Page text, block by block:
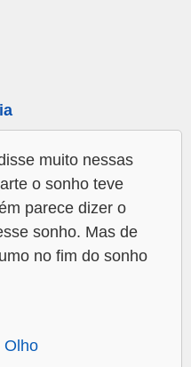
muito nessas
o sonho teve
parece dizer o
sonho. Mas de
no fim do sonho
Olho